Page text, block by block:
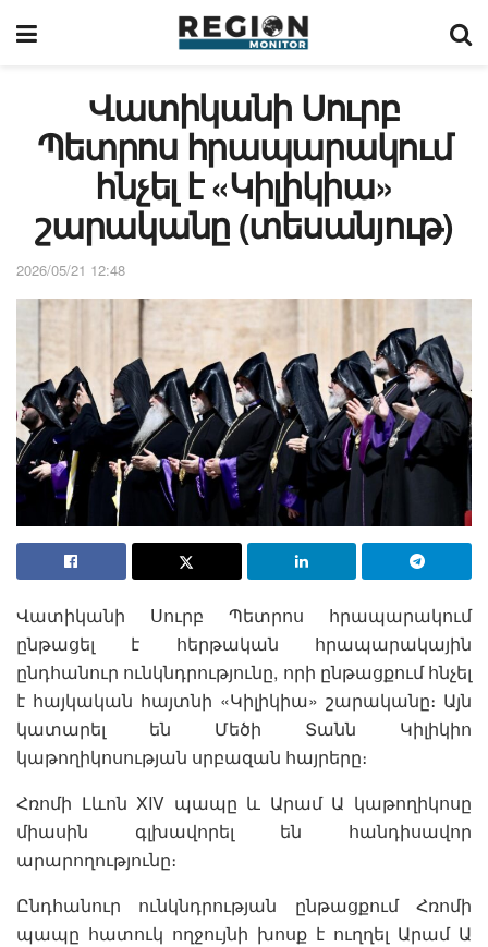
Վատիկանի Սուրբ
Պետրոս հրապարակում
հնչել է «Կիլիկիա»
շարականը (տեսանյութ)
2026/05/21 12:48
Վատիկանի Սուրբ Պետրոս հրապարակում
ընթացել է հերթական հրապարակային
ընդհանուր ունկնդրությունը, որի ընթացքում հնչել
է հայկական հայտնի «Կիլիկիա» շարականը։ Այն
կատարել են Մեծի Տանն Կիլիկիո
կաթողիկոսության սրբազան հայրերը։
Հռոմի Լևոն XIV պապը և Արամ Ա կաթողիկոսը
միասին գլխավորել են հանդիսավոր
արարողությունը։
Ընդհանուր ունկնդրության ընթացքում Հռոմի
պապը հատուկ ողջույնի խոսք է ուղղել Արամ Ա